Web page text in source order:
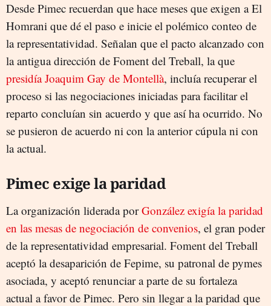
Desde Pimec recuerdan que hace meses que exigen a El
Homrani que dé el paso e inicie el polémico conteo de
la representatividad. Señalan que el pacto alcanzado con
la antigua dirección de Foment del Treball, la que
presidía Joaquim Gay de Montellà, incluía recuperar el
proceso si las negociaciones iniciadas para facilitar el
reparto concluían sin acuerdo y que así ha ocurrido. No
se pusieron de acuerdo ni con la anterior cúpula ni con
la actual.
Pimec exige la paridad
La organización liderada porGonzález exigía la paridad
en las mesas de negociación de convenios, el gran poder
de la representatividad empresarial. Foment del Treball
aceptó la desaparición de Fepime, su patronal de pymes
asociada, y aceptó renunciar a parte de su fortaleza
actual a favor de Pimec. Pero sin llegar a la paridad que